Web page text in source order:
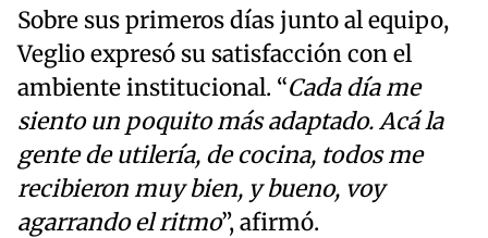
Sobre sus primeros días junto al equipo,
Veglio expresó su satisfacción con el
ambiente institucional. “Cada día me
siento un poquito más adaptado. Acá la
gente de utilería, de cocina, todos me
recibieron muy bien, y bueno, voy
agarrando el ritmo”, afirmó.